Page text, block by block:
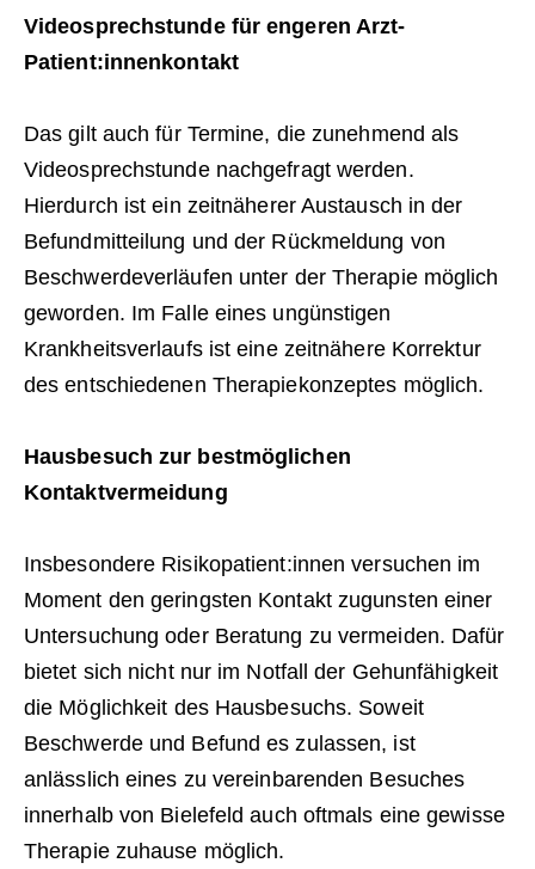
Videosprechstunde für engeren Arzt-
Patient:innenkontakt
Das gilt auch für Termine, die zunehmend als
Videosprechstunde nachgefragt werden.
Hierdurch ist ein zeitnäherer Austausch in der
Befundmitteilung und der Rückmeldung von
Beschwerdeverläufen unter der Therapie möglich
geworden. Im Falle eines ungünstigen
Krankheitsverlaufs ist eine zeitnähere Korrektur
des entschiedenen Therapiekonzeptes möglich.
Hausbesuch zur bestmöglichen
Kontaktvermeidung
Insbesondere Risikopatient:innen versuchen im
Moment den geringsten Kontakt zugunsten einer
Untersuchung oder Beratung zu vermeiden. Dafür
bietet sich nicht nur im Notfall der Gehunfähigkeit
die Möglichkeit des Hausbesuchs. Soweit
Beschwerde und Befund es zulassen, ist
anlässlich eines zu vereinbarenden Besuches
innerhalb von Bielefeld auch oftmals eine gewisse
Therapie zuhause möglich.